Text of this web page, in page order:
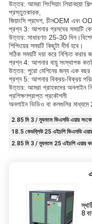
উত্তর: আমরা পিংসিয়াং লিয়ানহুয়া
প্রস্তুতকারক,
জিয়াংসি প্রদেশ, চীনOEM এবং
প্রশ্ন 3: আপনার প্রসবের সময়টি
উত্তর: সাধারণত 25-30
শিপিংয়ের সময়টি কিছুটা দীর্ঘ হবে।
সঠিক সময়টি দয়া করে নিশ্চিত
প্রশ্ন 4: আপনার বায়ু সংস্থাপক কতটা
উত্তর: পুরো মেশিনের জন্য এক বছর
প্রশ্ন 5: আপনার বিক্রয়-বিক্রয়
উত্তর: আমরা গ্রাহকদের অনলাইন
প্রশিক্ষণপ্রাপ্ত প্রকৌশলী
অনলাইন ভিডিও বা কলগুলির মাধ্যমে
2.85 মি 3 / ন্যূনতম ভিএসডি এয়ার
18.5 কেডব্লিউ 25 এইচপি ভিএসডি
2.85 মি 3 / ন্যূনতম 25 এইচপি এয়ার
8